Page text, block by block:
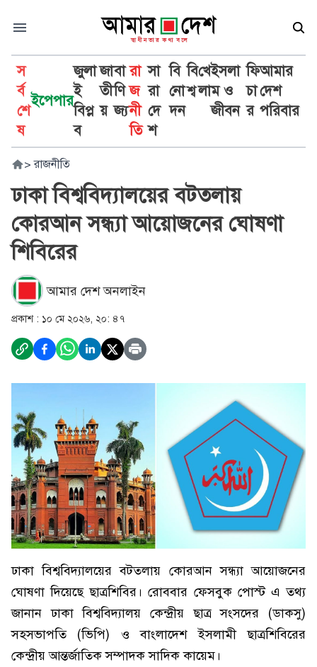
স
র্ব
শে
ষ
ইপেপার
জুলা
ই
বিপ্ল
ব
জা
তী
য়
বা
ণি
জ্য
রা
জ
নী
তি
সা
রা
দে
শ
বি
নো
দন
বি
শ্ব
খে
লা
ইসলা
ম ও
জীবন
ফি
চা
র
আমার
দেশ
পরিবার
> রাজনীতি
ঢাকা বিশ্ববিদ্যালয়ের বটতলায়
কোরআন সন্ধ্যা আয়োজনের ঘোষণা
শিবিরের
আমার দেশ অনলাইন
প্রকাশ : ১০ মে ২০২৬, ২০: ৪৭
ঢাকা বিশ্ববিদ্যালয়ের বটতলায় কোরআন সন্ধ্যা আয়োজনের
ঘোষণা দিয়েছে ছাত্রশিবির। রোববার ফেসবুক পোস্ট এ তথ্য
জানান ঢাকা বিশ্ববিদ্যালয় কেন্দ্রীয় ছাত্র সংসদের (ডাকসু)
সহসভাপতি (ভিপি) ও বাংলাদেশ ইসলামী ছাত্রশিবিরের
কেন্দ্রীয় আন্তর্জাতিক সম্পাদক সাদিক কায়েম।